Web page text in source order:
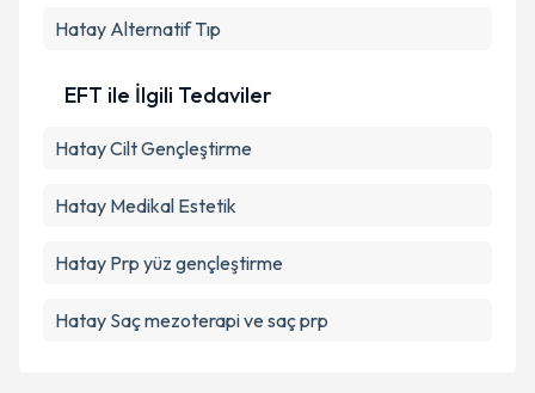
Hatay Alternatif Tıp
EFT ile İlgili Tedaviler
Hatay Cilt Gençleştirme
Hatay Medikal Estetik
Hatay Prp yüz gençleştirme
Hatay Saç mezoterapi ve saç prp